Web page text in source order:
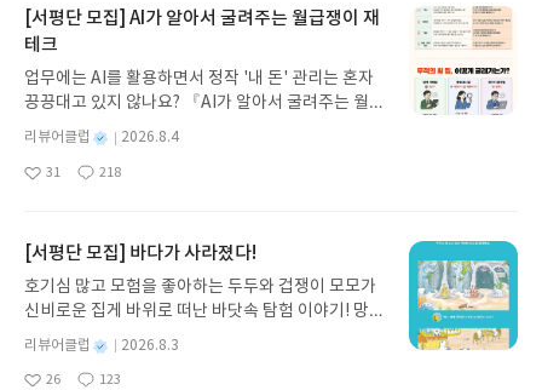
고 삶을 대하는 자세들까지 한번만 다녀와서는 알지
못할 그 나라 사람들의 정서까지도 고스란히 느낄수
나드를 어떻게 대하는지..노벨평화상은 스웨덴이 아
닌 노르웨이에서 시상한다는것과 뭉크와 로알드 아
문센이라는 위대한 인물이 노르웨이 출신이라는걸
위엄있는 왕실보다 친화적 이미지를 내세우는 왕실
이다.덴마크 하면 빼놓을수 없는 휘게! 그 여유로움
과 느긋함이 너무 부럽다.스웨덴은 이케아나 h&m
같이 디자인에 중점을 주기보다 실용성을 기반으로
는 브랜드부터 넘치지도 모자라지도 않을만큼 딱 적
당하다는 의미의 '라곰'이라는 단어가 스웨덴을 대표
축복받은 집사이구나 싶기도 했다.이브랑 구름이의
손길허용부위랑 손길허용시간 그림으로 보면서도 오
간은 무제한인데~~하고 생각했다.참고로 우리 구이
팔은 발톱이 아예 없는 아이인듯 본인이 스크래쳐 사
용할때 말고는 단 한번도 손톱을 자의로 보인적이 없
다는거~~손톱 보려면 젤리바닥을 꾹~~눌러서 꺼내
줘야한다는거~~^^구이팔을 보고 만지고 한 모든사
이를 키우고 있는 집사라서 이브와 구름이의 이야기
가 더 재미있게 다가왔다.진짜 시트콤 보는거 같았고
개그콘서트?웃찾사? 그런 개그프로그램보다 훨~~~
라 이브와 구름이의 대본없는 자연스러움이 만들어
낸 일상이라서 예측도 안되고 그 일들을 대하는 작가
번째 딸로 태어나 덴마크로 입양된 나..한국말을 전혀
하지 못하고 외모는 한국인이지만 덴마크에서 덴마
크 사고방식으로 자라온 '나'는 나의 가족들을 찾고
그들과 시간을 보내지만..통역사가 없이는 서로의 말
을 이해하지 못하고..통역사를 통해 주고받는 대화마
저도 완벽히 이해하지는 못한다..희곡같은 대본을 보
는듯한 서로의 대사로 이루어진 독특한이 형식이 오
떨어져 지낸 그 시간동안의 어색함은 가족이라는 이
름으로도 없어지지 않고..자신의 존재가 한국사회의
한 가족에게 완벽하게 오픈된 존재가 될수 없다는거..
가족이라는 이름으로 하나가 되었지만..내 핏줄의 비
밀을 남편에게는 당당하게 오픈할수 없고..자신의 성
정체성을 가족에게 오픈하는것도 쉽지 않고..하지만
지 않고 끝까지 읽을 수 있다. 3천 년을 이어 온 귀향
과 모험의 대서사시가 가장 읽기 편한 번역으로 새롭
스 저/육혜원 역출판사이화북스 예스24 바로가기 닫
기모집인원 : 5명신청기간 : 2026.08.05 ~ 2026.08.
09발표일자 : 2026.08.13리뷰 작성기한 : 도서/상품
품 받으실 주소/연락처를 업데이트 해주세요! (선정
률이 올라갑니다!! ※ 신청 전, 꼭 확인해주세요!- '사
락' 개설 후, 이 글의 댓글로 신청해주세요.- 기존 YE
S블로그는 '사락'으로 개편되어 별도로 개설하지 않
배송지가 아닌 회원정보상의 주소/연락처 (클릭 시
수정 가능)로 발송됩니다.- 주소/연락처에 문제가 있
[서평단 모집] AI가 알아서 굴려주는 월급쟁이 재
테크
업무에는 AI를 활용하면서 정작 '내 돈' 관리는 혼자
끙끙대고 있지 않나요? 『AI가 알아서 굴려주는 월급
쟁이 재테크』는 챗GPT·클로드·제미나이·퍼플렉시
티를 나만의 재테크 팀으로 만드는 실전 가이드입니
다. 재무 진단부터 주식 투자, 부동산, 절세, 자산 관
좋은 정보를 찾는 시대는 끝났습니다. 이제는 좋은 질
문을 던지는 사람이 돈을 법니다. 경제적 자유를 앞당
기고 싶은 월급쟁이라면, 이 책이 바로 그 시작입니
다.AI가 알아서 굴려주는 월급쟁이 재테크글쓴이김
태형 저출판사한빛미디어 예스24 바로가기 닫기모
집인원 : 5명신청기간 : 2026.08.04 ~ 2026.08.08발
별
리뷰어클럽
성
2026.8.4
좋
31
댓
218
작
[서평단 모집] 바다가 사라졌다!
호기심 많고 모험을 좋아하는 두두와 겁쟁이 모모가
신비로운 집게 바위로 떠난 바닷속 탐험 이야기! 망둥
이, 소라게, 낙지 같은 바다 친구들과 신나게 놀던 중
갑자기 거대해진 집게 바위의 비밀을 마주하게 되는
데, 과연 바다에 무슨 일이 벌어진 걸까요? 상상력을
별
리뷰어클럽
2026.8.3
26 123